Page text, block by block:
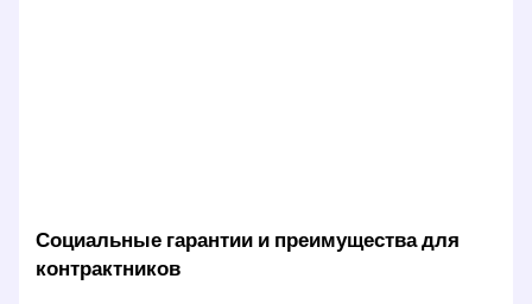
Социальные гарантии и преимущества для
контрактников